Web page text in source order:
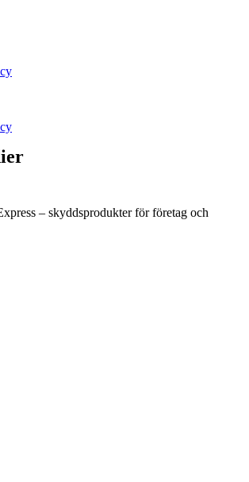
– skyddsprodukter för företag och